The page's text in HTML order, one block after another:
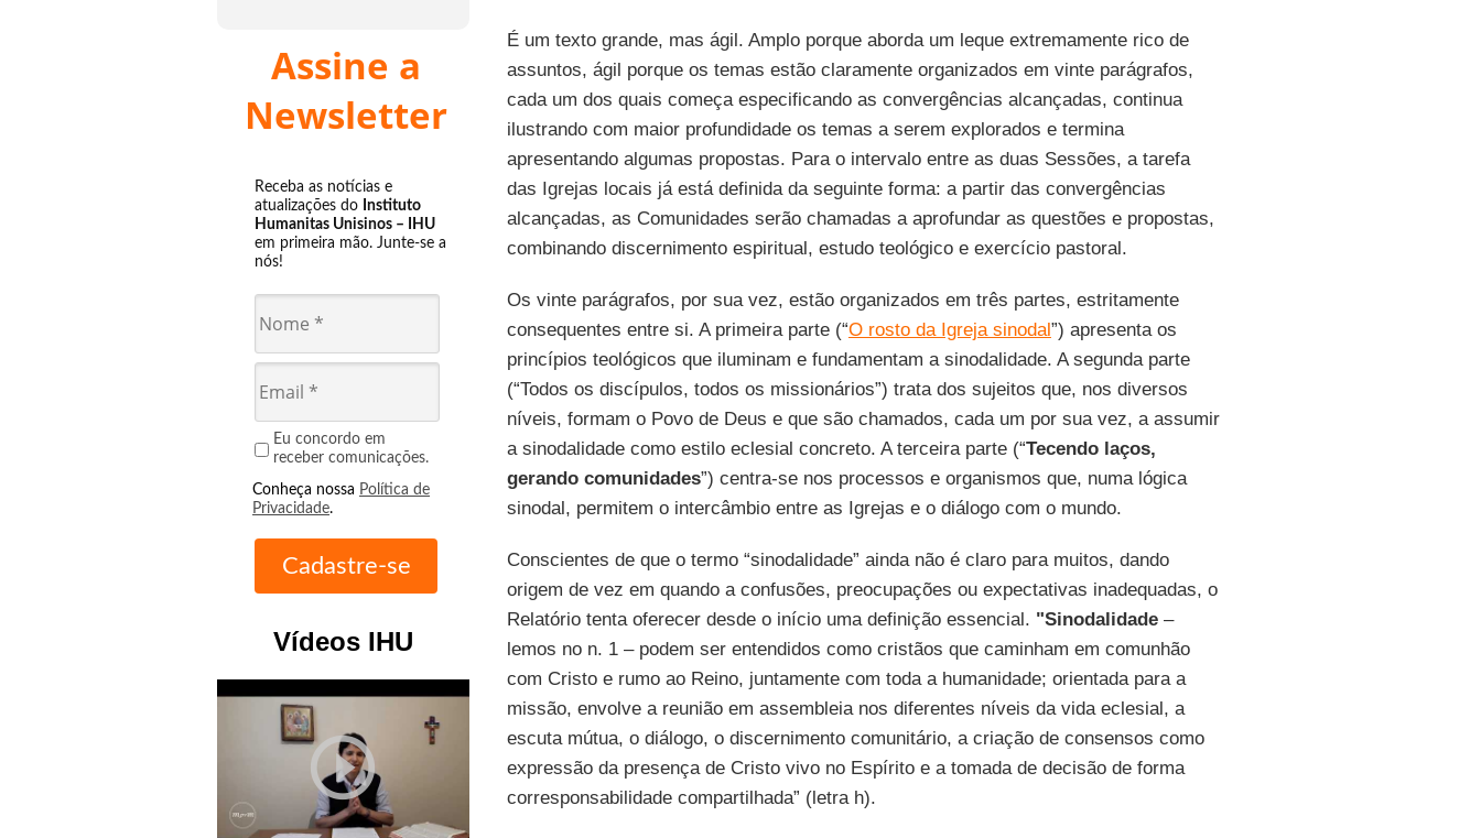
Assine a
Newsletter
Receba as notícias e
atualizações do Instituto
Humanitas Unisinos – IHU
em primeira mão. Junte-se a
nós!
Eu concordo em
receber comunicações.
Conheça nossa Política de
Privacidade.
Vídeos IHU
play_circle_outline
É um texto grande, mas ágil. Amplo porque aborda um leque extremamente rico de
assuntos, ágil porque os temas estão claramente organizados em vinte parágrafos,
cada um dos quais começa especificando as convergências alcançadas, continua
ilustrando com maior profundidade os temas a serem explorados e termina
apresentando algumas propostas. Para o intervalo entre as duas Sessões, a tarefa
das Igrejas locais já está definida da seguinte forma: a partir das convergências
alcançadas, as Comunidades serão chamadas a aprofundar as questões e propostas,
combinando discernimento espiritual, estudo teológico e exercício pastoral.
Os vinte parágrafos, por sua vez, estão organizados em três partes, estritamente
consequentes entre si. A primeira parte (“O rosto da Igreja sinodal”) apresenta os
princípios teológicos que iluminam e fundamentam a sinodalidade. A segunda parte
(“Todos os discípulos, todos os missionários”) trata dos sujeitos que, nos diversos
níveis, formam o Povo de Deus e que são chamados, cada um por sua vez, a assumir
a sinodalidade como estilo eclesial concreto. A terceira parte (“Tecendo laços,
gerando comunidades”) centra-se nos processos e organismos que, numa lógica
sinodal, permitem o intercâmbio entre as Igrejas e o diálogo com o mundo.
Conscientes de que o termo “sinodalidade” ainda não é claro para muitos, dando
origem de vez em quando a confusões, preocupações ou expectativas inadequadas, o
Relatório tenta oferecer desde o início uma definição essencial. "Sinodalidade–
lemos no n. 1 – podem ser entendidos como cristãos que caminham em comunhão
com Cristo e rumo ao Reino, juntamente com toda a humanidade; orientada para a
missão, envolve a reunião em assembleia nos diferentes níveis da vida eclesial, a
escuta mútua, o diálogo, o discernimento comunitário, a criação de consensos como
expressão da presença de Cristo vivo no Espírito e a tomada de decisão de forma
corresponsabilidade compartilhada” (letra h).